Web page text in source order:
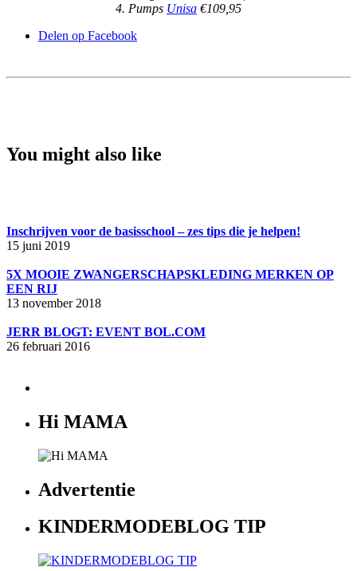
4. Pumps Unisa €109,95
Delen op Facebook
You might also like
Inschrijven voor de basisschool – zes tips die je helpen!
15 juni 2019
5X MOOIE ZWANGERSCHAPSKLEDING MERKEN OP
EEN RIJ
13 november 2018
JERR BLOGT: EVENT BOL.COM
26 februari 2016
Hi MAMA
Advertentie
KINDERMODEBLOG TIP